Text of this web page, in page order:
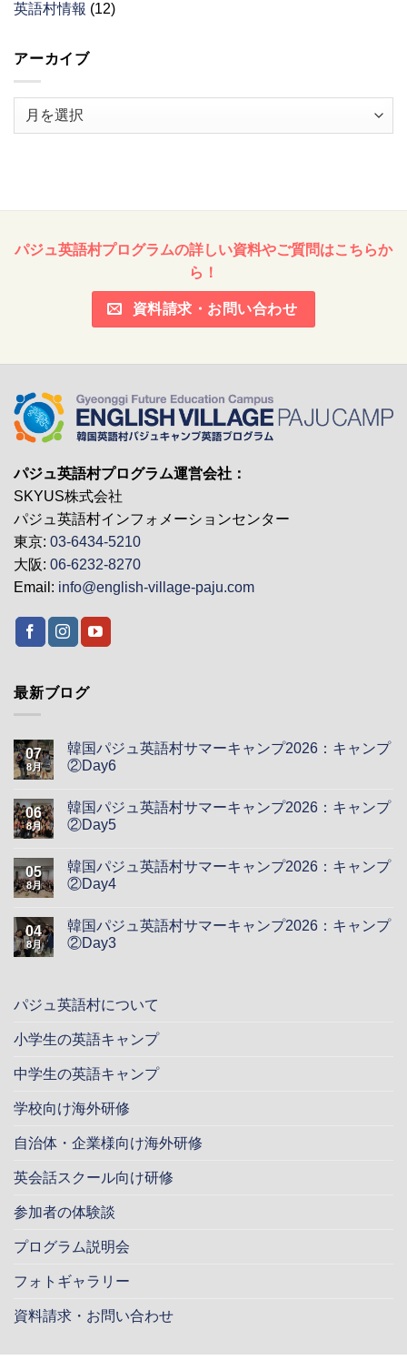
英語村情報 (12)
アーカイブ
パジュ英語村プログラムの詳しい資料やご質問はこちらか
ら！
資料請求・お問い合わせ
パジュ英語村プログラム運営会社：
SKYUS株式会社
パジュ英語村インフォメーションセンター
東京: 03-6434-5210
大阪: 06-6232-8270
Email: info@english-village-paju.com
最新ブログ
07
8月
韓国パジュ英語村サマーキャンプ2026：キャンプ
②Day6
06
8月
韓国パジュ英語村サマーキャンプ2026：キャンプ
②Day5
05
8月
韓国パジュ英語村サマーキャンプ2026：キャンプ
②Day4
04
8月
韓国パジュ英語村サマーキャンプ2026：キャンプ
②Day3
パジュ英語村について
小学生の英語キャンプ
中学生の英語キャンプ
学校向け海外研修
自治体・企業様向け海外研修
英会話スクール向け研修
参加者の体験談
プログラム説明会
フォトギャラリー
資料請求・お問い合わせ